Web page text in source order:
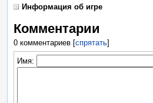
Информация об игре
Комментарии
0 комментариев[спрятать]
Имя: